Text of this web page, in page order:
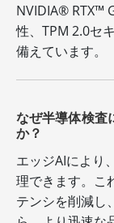
NVIDIA® RTX™
性、TPM 2.0セ
備えています。
なぜ半導体検査
か？
エッジAIにより
理できます。こ
テンシを削減し